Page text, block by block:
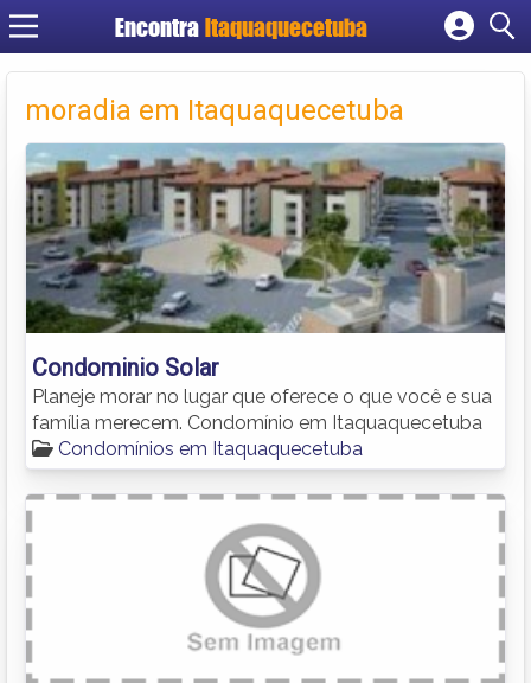
Encontra Itaquaquecetuba
Cadastrar empresa
Criar conta
moradia em Itaquaquecetuba
Condominio Solar
Planeje morar no lugar que oferece o que você e sua
família merecem. Condomínio em Itaquaquecetuba
Condomínios em Itaquaquecetuba